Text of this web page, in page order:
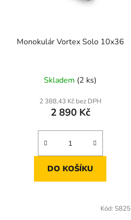
Monokulár Vortex Solo 10x36
Skladem (2 ks)
2 388,43 Kč bez DPH
2 890 Kč
DO KOŠÍKU
Kód: S825